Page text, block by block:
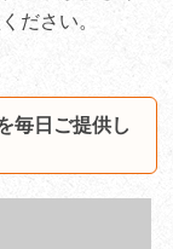
ださい。
毎日ご提供し